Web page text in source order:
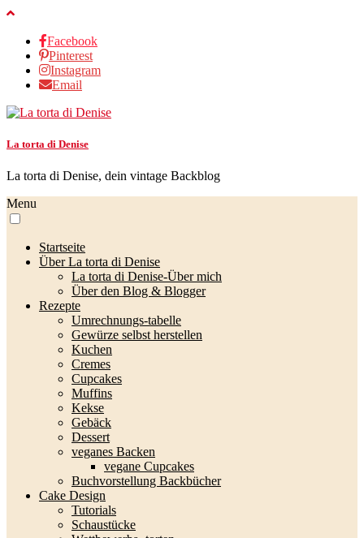
Facebook
Pinterest
Instagram
Email
La torta di Denise
La torta di Denise, dein vintage Backblog
Menu
Startseite
Über La torta di Denise
La torta di Denise-Über mich
Über den Blog & Blogger
Rezepte
Umrechnungs-tabelle
Gewürze selbst herstellen
Kuchen
Cremes
Cupcakes
Muffins
Kekse
Gebäck
Dessert
veganes Backen
vegane Cupcakes
Buchvorstellung Backbücher
Cake Design
Tutorials
Schaustücke